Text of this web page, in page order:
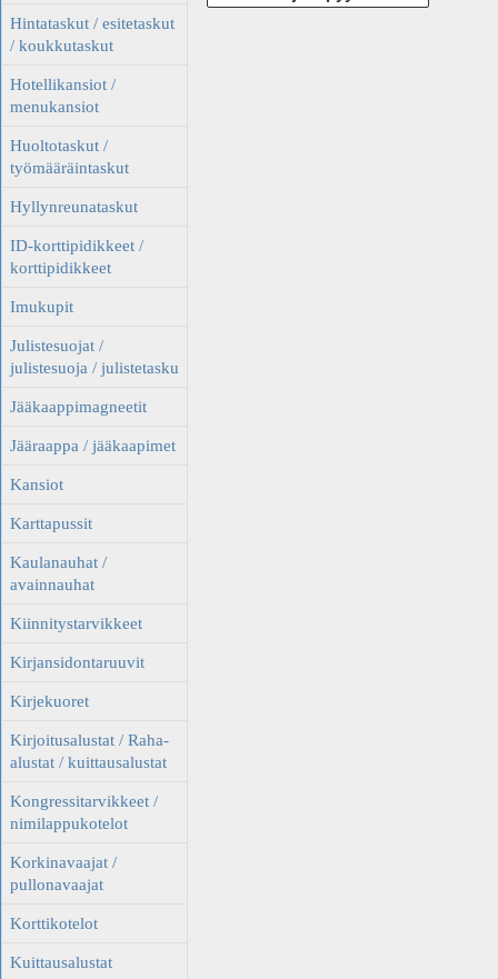
Hintataskut / esitetaskut
/ koukkutaskut
Hotellikansiot /
menukansiot
Huoltotaskut /
työmääräintaskut
Hyllynreunataskut
ID-korttipidikkeet /
korttipidikkeet
Imukupit
Julistesuojat /
julistesuoja / julistetasku
Jääkaappimagneetit
Jääraappa / jääkaapimet
Kansiot
Karttapussit
Kaulanauhat /
avainnauhat
Kiinnitystarvikkeet
Kirjansidontaruuvit
Kirjekuoret
Kirjoitusalustat / Raha-
alustat / kuittausalustat
Kongressitarvikkeet /
nimilappukotelot
Korkinavaajat /
pullonavaajat
Korttikotelot
Kuittausalustat